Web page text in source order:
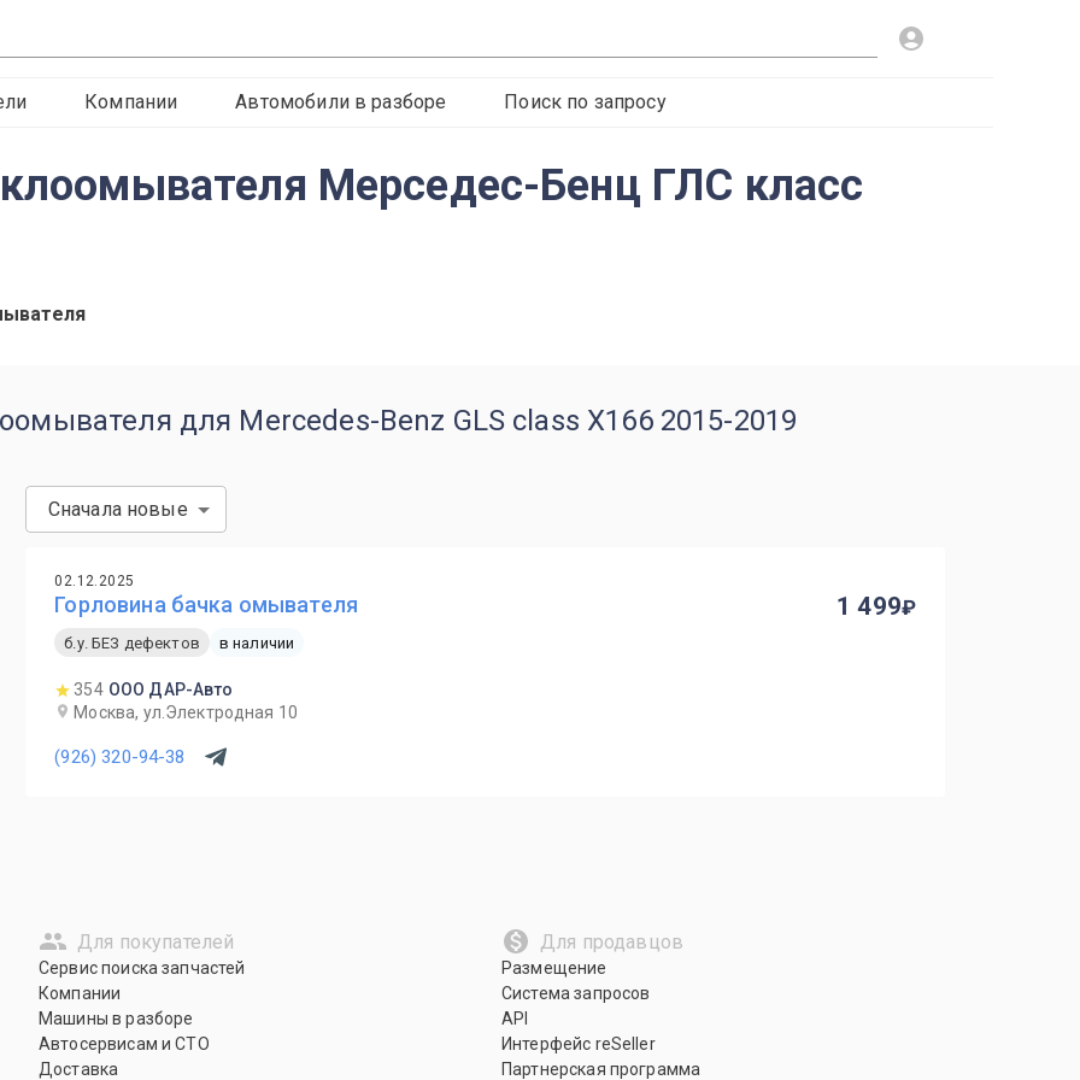
Компании Автомобили в разборе Поиск по запросу
Мерседес-Бенц ГЛС класс
для Mercedes-Benz GLS class X166 2015-2019
Сначала новые
02.12.2025
Горловина бачка омывателя
б.у. БЕЗ дефектов в наличии
354 ООО ДАР-Авто
Москва, ул.Электродная 10
(926) 320-94-38
1 499
Для покупателей
Сервис поиска запчастей
Компании
Машины в разборе
Автосервисам и СТО
Доставка
Для продавцов
Размещение
Система запросов
API
Интерфейс reSeller
Партнерская программа